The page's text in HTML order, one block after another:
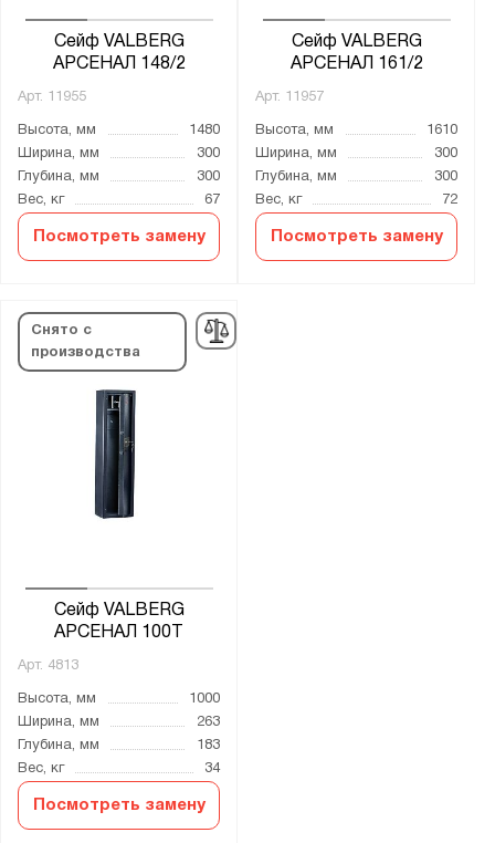
Сейф VALBERG
АРСЕНАЛ 148/2
Арт. 11955
Высота, мм
1480
Ширина, мм
300
Глубина, мм
300
Вес, кг
67
Посмотреть замену
Сейф VALBERG
АРСЕНАЛ 161/2
Арт. 11957
Высота, мм
1610
Ширина, мм
300
Глубина, мм
300
Вес, кг
72
Посмотреть замену
Снято с
производства
Сейф VALBERG
АРСЕНАЛ 100Т
Арт. 4813
Высота, мм
1000
Ширина, мм
263
Глубина, мм
183
Вес, кг
34
Посмотреть замену